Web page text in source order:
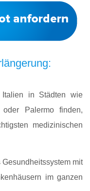
in Städten wie
Palermo finden,
medizinischen
mit
im ganzen